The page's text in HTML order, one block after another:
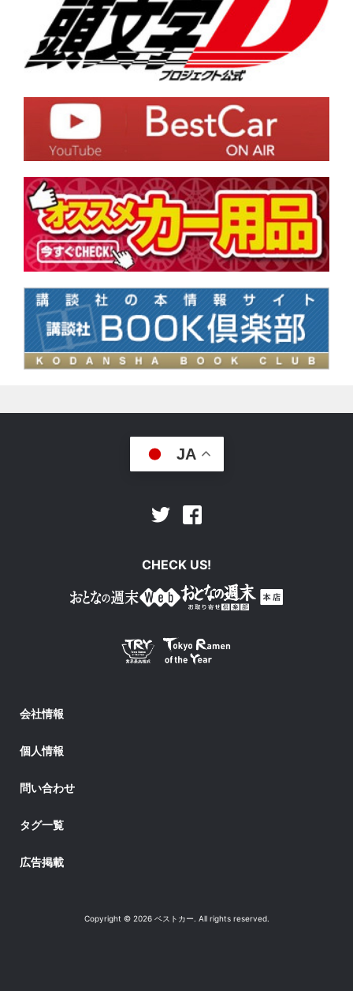
JA
Twitter
CHECK US!
会社情報
個人情報
問い合わせ
タグ一覧
広告掲載
Copyright © 2026 ベストカー. All rights reserved.